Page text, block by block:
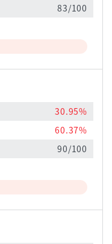
83/100
30.95%
60.37%
90/100